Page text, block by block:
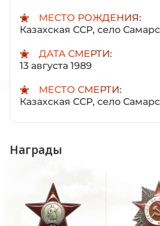
МЕСТО РОЖДЕНИЯ:
Казахская ССР, село
ДАТА СМЕРТИ:
13 августа 1989
МЕСТО СМЕРТИ:
Казахская ССР, село
Награды